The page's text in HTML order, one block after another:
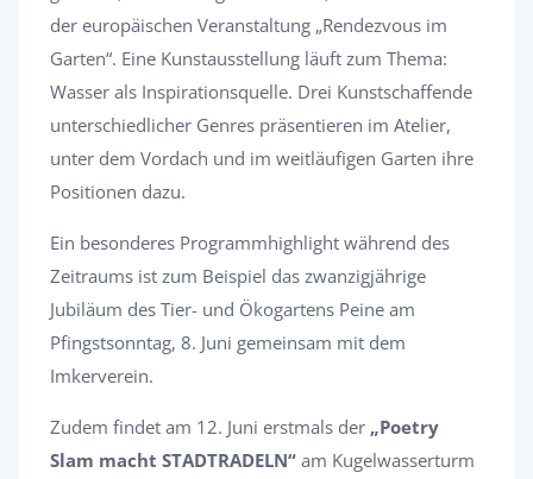
der europäischen Veranstaltung „Rendezvous im
Garten“. Eine Kunstausstellung läuft zum Thema:
Wasser als Inspirationsquelle. Drei Kunstschaffende
unterschiedlicher Genres präsentieren im Atelier,
unter dem Vordach und im weitläufigen Garten ihre
Positionen dazu.
Ein besonderes Programmhighlight während des
Zeitraums ist zum Beispiel das zwanzigjährige
Jubiläum des Tier- und Ökogartens Peine am
Pfingstsonntag, 8. Juni gemeinsam mit dem
Imkerverein.
Zudem findet am 12. Juni erstmals der „Poetry
Slam macht STADTRADELN“ am Kugelwasserturm